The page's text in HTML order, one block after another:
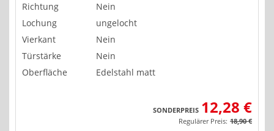
Richtung
Nein
Lochung
ungelocht
Vierkant
Nein
Türstärke
Nein
Oberfläche
Edelstahl matt
SONDERPREIS 12,28 €
Regulärer Preis: 18,90 €